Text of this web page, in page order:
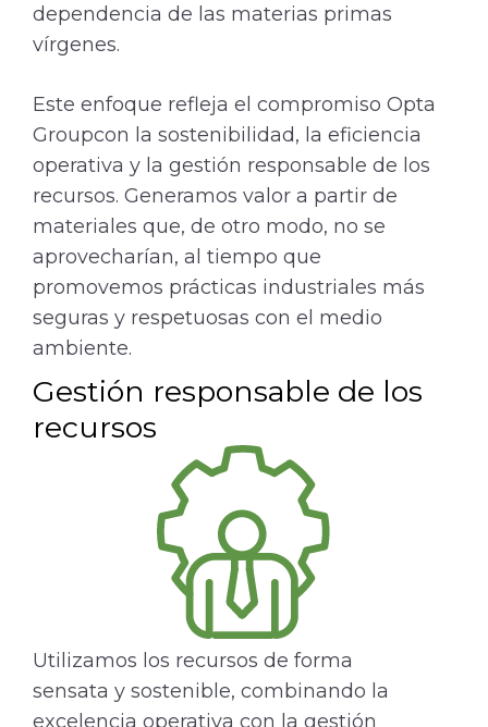
dependencia de las materias primas
vírgenes.
Este enfoque refleja el compromiso Opta
Groupcon la sostenibilidad, la eficiencia
operativa y la gestión responsable de los
recursos. Generamos valor a partir de
materiales que, de otro modo, no se
aprovecharían, al tiempo que
promovemos prácticas industriales más
seguras y respetuosas con el medio
ambiente.
Gestión responsable de los
recursos
Utilizamos los recursos de forma
sensata y sostenible, combinando la
excelencia operativa con la gestión